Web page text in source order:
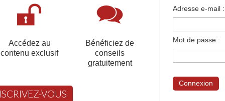
françaises et tous les établissements français à
votre compte pour être accompagné gratuitement dans
Accédez au
contenu exclusif
Bénéficiez de
conseils
gratuitement
VOUS
Adresse e-mail :
Mot de passe :
Connexion